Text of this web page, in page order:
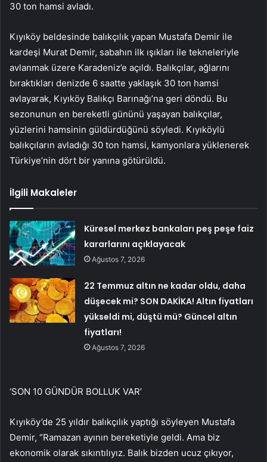
30 ton hamsi avladı.
Kıyıköy beldesinde balıkçılık yapan Mustafa Demir ile
kardeşi Murat Demir, sabahın ilk ışıkları ile tekneleriyle
avlanmak üzere Karadeniz’e açıldı. Balıkçılar, ağlarını
bıraktıkları denizde 6 saatte yaklaşık 30 ton hamsi
avlayarak, Kıyıköy Balıkçı Barınağı’na geri döndü. Bu
sezonunun en bereketli gününü yaşayan balıkçılar,
yüzlerini hamsinin güldürdüğünü söyledi. Kıyıköylü
balıkçıların avladığı 30 ton hamsi, kamyonlara yüklenerek
Türkiye’nin dört bir yanına götürüldü.
İlgili Makaleler
Küresel merkez bankaları peş peşe faiz
kararlarını açıklayacak
Ağustos 7, 2026
22 Temmuz altın ne kadar oldu, daha
düşecek mi? SON DAKİKA! Altın fiyatları
yükseldi mi, düştü mü? Güncel altın
fiyatları!
Ağustos 7, 2026
‘SON 10 GÜNDÜR BOLLUK VAR’
Kıyıköy’de 25 yıldır balıkçılık yaptığı söyleyen Mustafa
Demir, “Ramazan ayının bereketiyle geldi. Ama biz
ekonomik olarak sıkıntılıyız. Balık bizden ucuz çıkıyor,